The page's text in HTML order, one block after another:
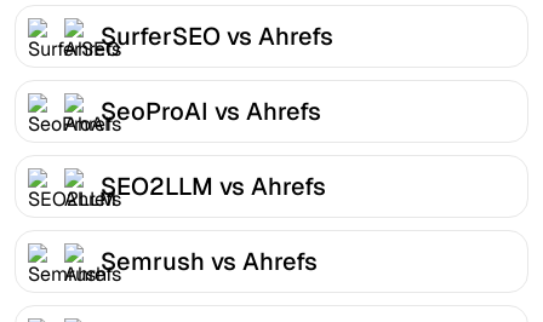
SurferSEO vs Ahrefs
SeoProAI vs Ahrefs
SEO2LLM vs Ahrefs
Semrush vs Ahrefs